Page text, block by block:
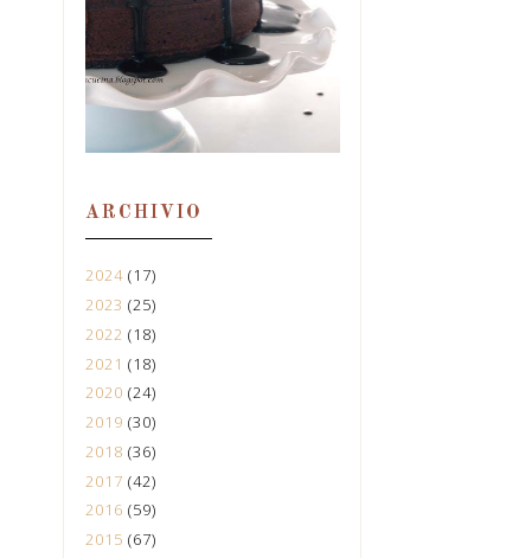
L'avete sentita nominare
diverse volte, su questo blog.
Zia Angela era in casa mia
una so...
ARCHIVIO
2024 (17)
2023 (25)
2022 (18)
2021 (18)
2020 (24)
2019 (30)
2018 (36)
2017 (42)
2016 (59)
2015 (67)